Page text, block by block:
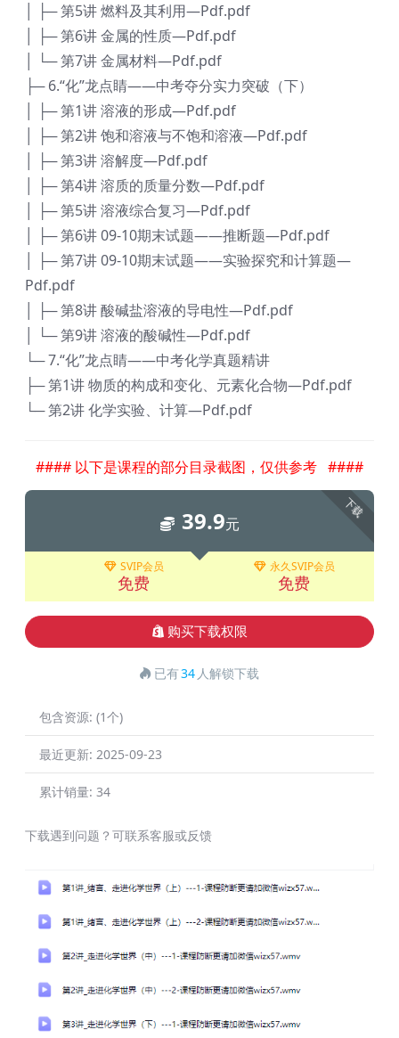
│ ├─ 第5讲 燃料及其利用—Pdf.pdf
│ ├─ 第6讲 金属的性质—Pdf.pdf
│ └─ 第7讲 金属材料—Pdf.pdf
├─ 6.“化”龙点睛——中考夺分实力突破（下）
│ ├─ 第1讲 溶液的形成—Pdf.pdf
│ ├─ 第2讲 饱和溶液与不饱和溶液—Pdf.pdf
│ ├─ 第3讲 溶解度—Pdf.pdf
│ ├─ 第4讲 溶质的质量分数—Pdf.pdf
│ ├─ 第5讲 溶液综合复习—Pdf.pdf
│ ├─ 第6讲 09-10期末试题——推断题—Pdf.pdf
│ ├─ 第7讲 09-10期末试题——实验探究和计算题—
Pdf.pdf
│ ├─ 第8讲 酸碱盐溶液的导电性—Pdf.pdf
│ └─ 第9讲 溶液的酸碱性—Pdf.pdf
└─ 7.“化”龙点睛——中考化学真题精讲
├─ 第1讲 物质的构成和变化、元素化合物—Pdf.pdf
└─ 第2讲 化学实验、计算—Pdf.pdf
#### 以下是课程的部分目录截图，仅供参考 ####
下载
39.9元
SVIP会员
免费
永久SVIP会员
免费
购买下载权限
已有34 人解锁下载
包含资源: (1个)
最近更新: 2025-09-23
累计销量: 34
下载遇到问题？可联系客服或反馈